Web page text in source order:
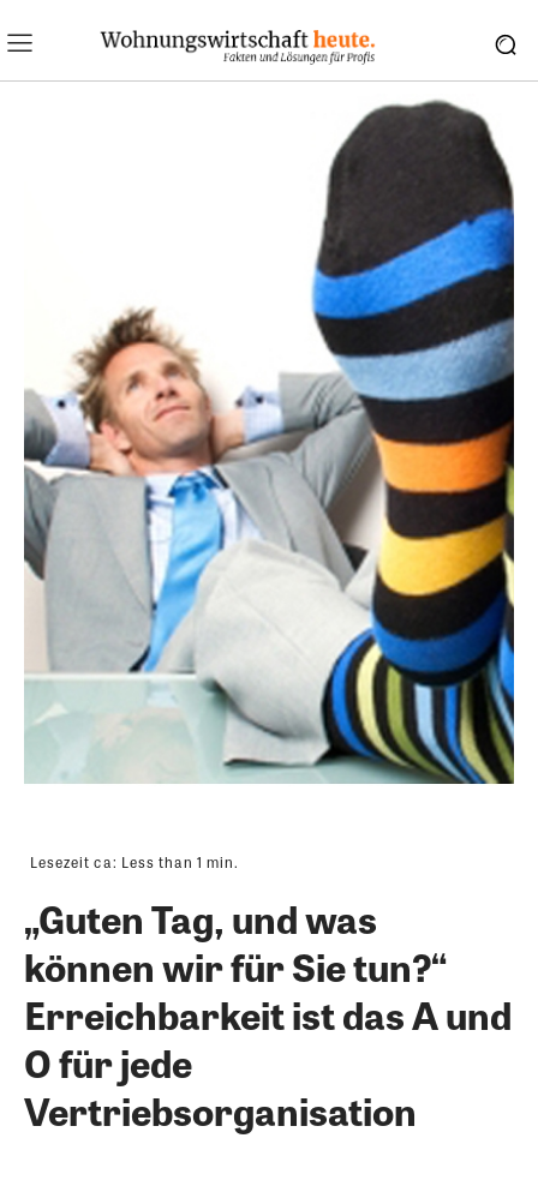
Lesezeit ca: Less than 1 min.
„Guten Tag, und was
können wir für Sie tun?“
Erreichbarkeit ist das A und
O für jede
Vertriebsorganisation